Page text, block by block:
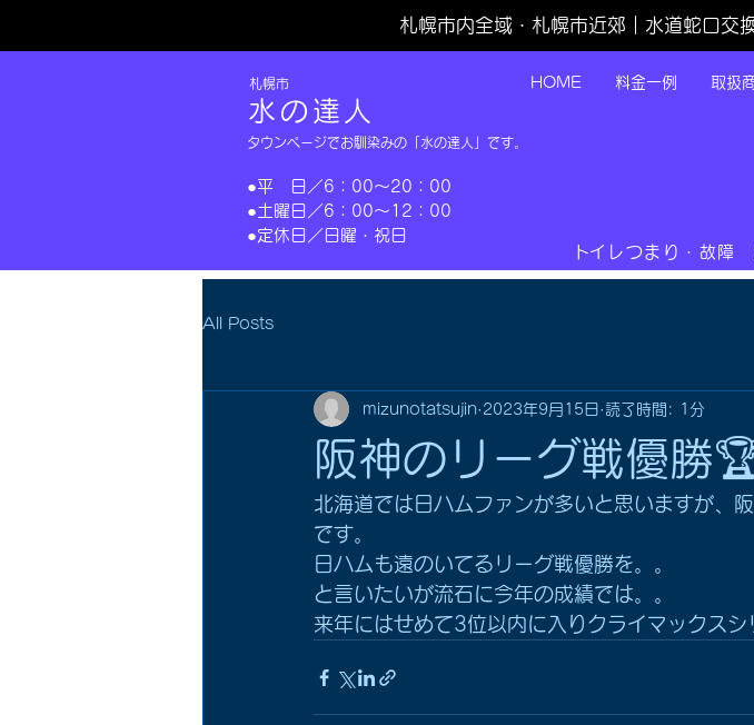
札幌市内全域・札幌市近郊｜水道蛇口交
HOME 料金一例 取扱
トイレつまり・故
タウンページでお馴染みの「水の達人」です。
水の達人
​札幌市
​●平 日／6：00～20：00
​●土曜日／6：00～12：00
​●定休日／日曜・祝日​
All Posts
阪神のリーグ戦優勝
mizunotatsujin 2023年9月15日 読了時間: 1分
北海道では日ハムファンが多いと思いますが、
です。
日ハムも遠のいてるリーグ戦優勝を。。
と言いたいが流石に今年の成績では。。
来年にはせめて3位以内に入りクライマックスシ